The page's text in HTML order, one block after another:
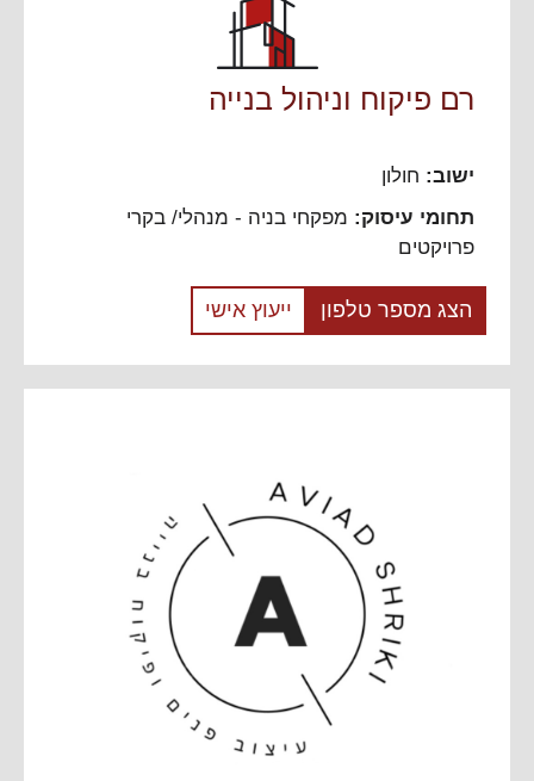
רם פיקוח וניהול בנייה
ישוב: חולון
תחומי עיסוק: מפקחי בניה - מנהלי/ בקרי
פרויקטים
הצג מספר טלפון ייעוץ אישי